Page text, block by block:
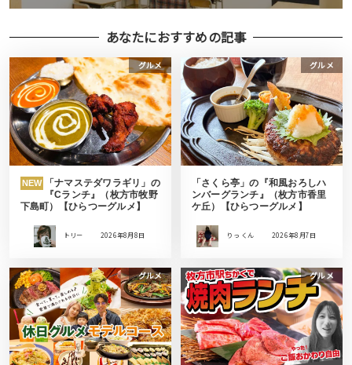
あなたにおすすめの記事
グルメ
NEW
「ナマステダワラギリ」の
『Cランチ』（枚方市牧野
下島町）【ひらつーグルメ】
トリー 2026年8月8日
グルメ
「さくら亭」の『和風おろしハ
ンバーグランチ』（枚方市香里
ケ丘）【ひらつーグルメ】
りっ くん 2026年8月7日
グルメ グルメ